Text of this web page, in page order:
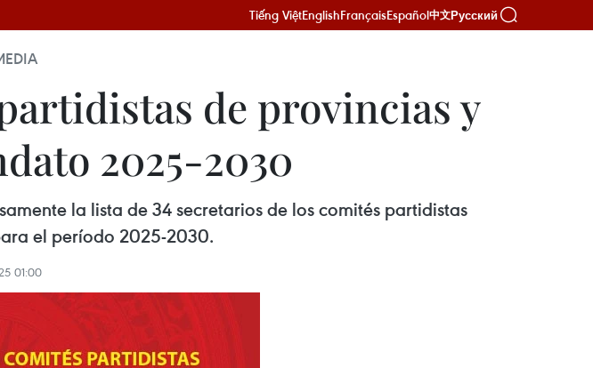
Tiếng ViệtEnglishFrançaisEspañol中文Русский
de provincias y
2025-2030
la lista de 34 secretarios de los comités partidistas
el período 2025-2030.
01:00